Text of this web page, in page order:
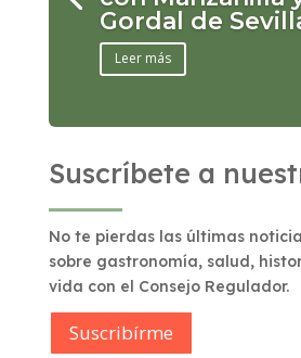
Gordal de
Leer más
Suscríbete a
No te pierdas las últimas
sobre gastronomía, salud,
vida con el Consejo Regulador.
Suscribírme